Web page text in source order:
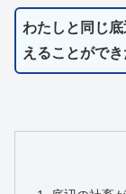
わたしと同じ
えることができ